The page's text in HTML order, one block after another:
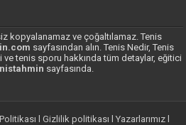
kopyalanamaz ve çoğaltılamaz. Tenis
sayfasından alın. Tenis Nedir, Tenis
ve tenis sporu hakkında tüm detaylar, eğitici
sayfasında.
l Gizlilik politikası l Yazarlarımızl